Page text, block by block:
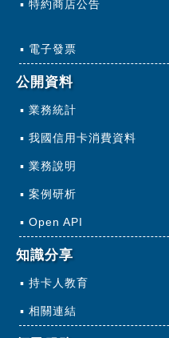
特約商店公告
電子發票
公開資料
業務統計
我國信用卡消費資料
業務說明
案例研析
Open API
知識分享
持卡人教育
相關連結